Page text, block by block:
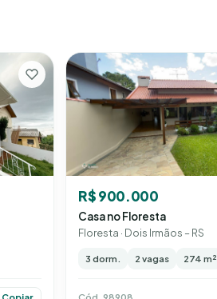
R$ 900.000
Casa no Floresta
Floresta · Dois Irmãos – RS
3 dorm. 2 vagas 274 m²